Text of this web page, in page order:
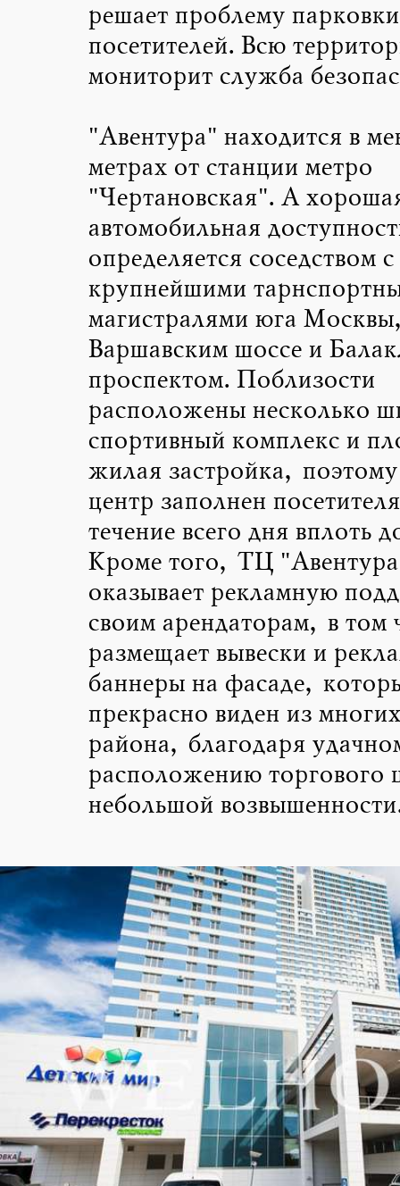
решает проблему
посетителей. Всю
мониторит служба
"Авентура" находится в
метрах от станции метро
"Чертановская". А
автомобильная
определяется соседством с
крупнейшими
магистралями юга
Варшавским шоссе и
проспектом. Поблизости
расположены несколько
спортивный комплекс и
жилая застройка,
центр заполнен
течение всего дня вплоть
Кроме того, ТЦ
оказывает рекламную
своим арендаторам, в том
размещает вывески и
баннеры на фасаде,
прекрасно виден из
района, благодаря
расположению торгового
небольшой